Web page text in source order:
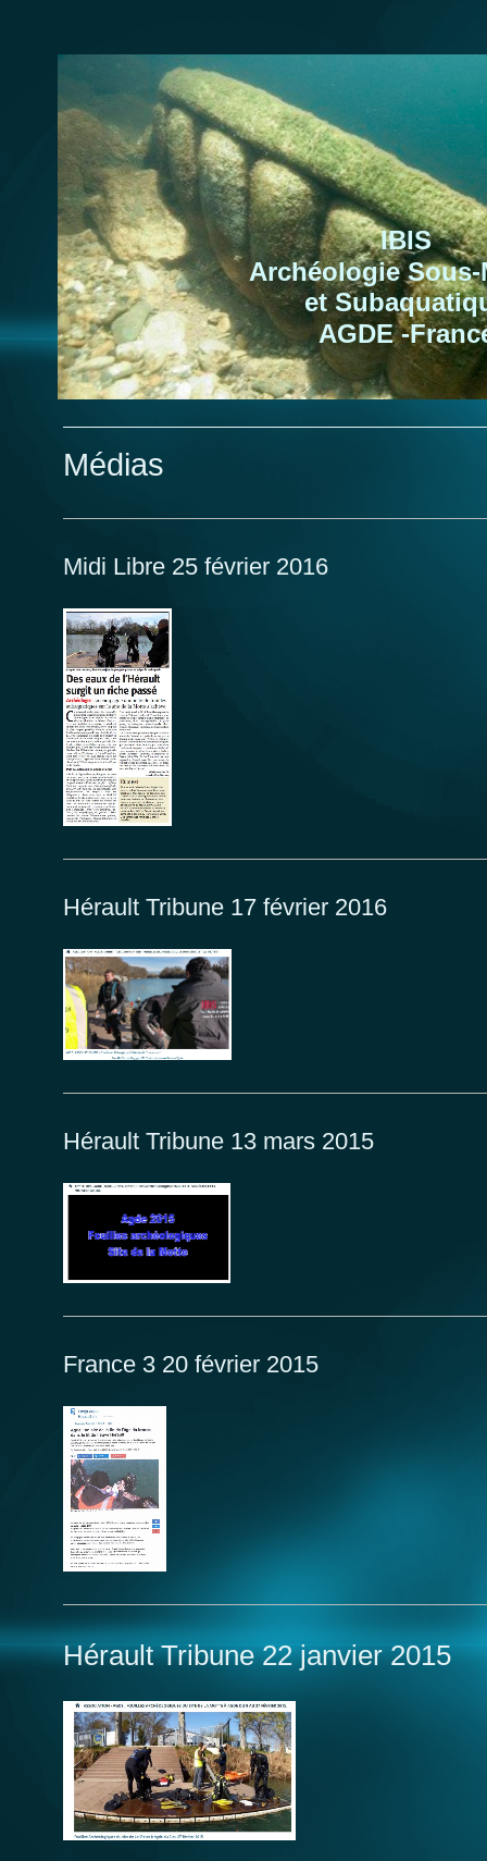
IBIS
Archéologie Sous-
et
AGDE -
Médias
Midi Libre 25 février 2016
Hérault Tribune 17 février 2016
Hérault Tribune 13 mars 2015
France 3 20 février 2015
Hérault Tribune 22 janvier 2015